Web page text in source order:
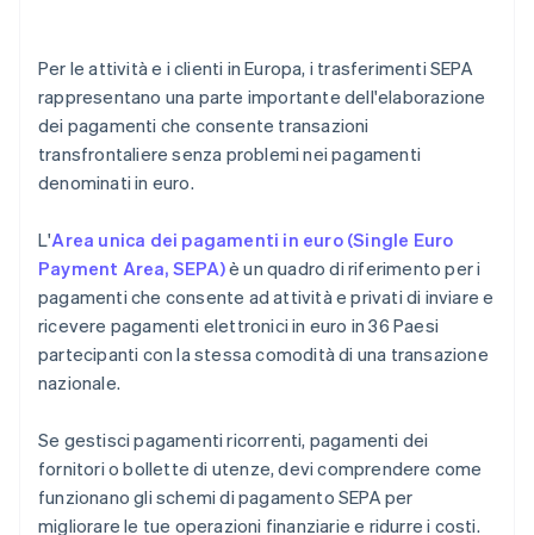
Per le attività e i clienti in Europa, i trasferimenti SEPA
rappresentano una parte importante dell'elaborazione
dei pagamenti che consente transazioni
transfrontaliere senza problemi nei pagamenti
denominati in euro.
L'Area unica dei pagamenti in euro (Single Euro
Payment Area, SEPA)è un quadro di riferimento per i
pagamenti che consente ad attività e privati di inviare e
ricevere pagamenti elettronici in euro in 36 Paesi
partecipanti con la stessa comodità di una transazione
nazionale.
Se gestisci pagamenti ricorrenti, pagamenti dei
fornitori o bollette di utenze, devi comprendere come
funzionano gli schemi di pagamento SEPA per
migliorare le tue operazioni finanziarie e ridurre i costi.